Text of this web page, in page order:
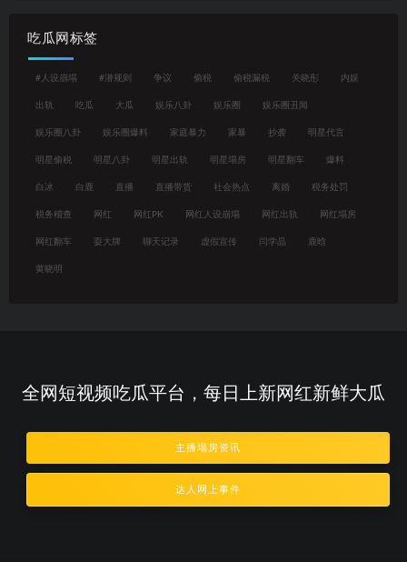
吃瓜网标签
#人设崩塌 #潜规则 争议 偷税 偷税漏税 关晓彤 内娱
出轨 吃瓜 大瓜 娱乐八卦 娱乐圈 娱乐圈丑闻
娱乐圈八卦 娱乐圈爆料 家庭暴力 家暴 抄袭 明星代言
明星偷税 明星八卦 明星出轨 明星塌房 明星翻车 爆料
白冰 白鹿 直播 直播带货 社会热点 离婚 税务处罚
税务稽查 网红 网红PK 网红人设崩塌 网红出轨 网红塌房
网红翻车 耍大牌 聊天记录 虚假宣传 闫学晶 鹿晗
黄晓明
全网短视频吃瓜平台，每日上新网红新鲜大瓜
主播塌房资讯
达人网上事件